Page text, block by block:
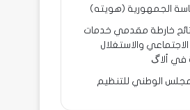
الجمهورية (هويته)
2 يشارك نتائح خارطة مقدمي خدمات
والاستغلال
في ألاگ
الوطني للتنظيم